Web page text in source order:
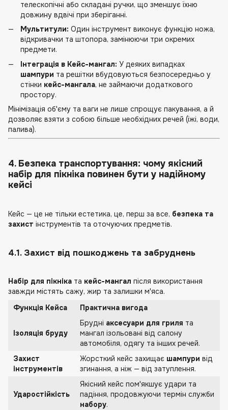
телескопічні або складані ручки, що зменшує їхню
довжину вдвічі при зберіганні.
Мультитули: Один інструмент виконує функцію ножа,
відкривачки та штопора, замінюючи три окремих
предмети.
Інтеграція в Кейс-мангал: У деяких випадках
шампури та решітки вбудовуються безпосередньо у
стінки кейс-мангала, не займаючи додаткового
простору.
Мінімізація об'єму та ваги не лише спрощує пакування, а й
дозволяє взяти з собою більше необхідних речей (їжі, води,
палива).
4. Безпека транспортування: чому якісний
набір для пікніка повинен бути у надійному
кейсі
Кейс — це не тільки естетика, це, перш за все, безпека та
захист інструментів та оточуючих предметів.
4.1. Захист від пошкоджень та забруднень
Набір для пікніка та кейс-мангал після використання
завжди містять сажу, жир та залишки м'яса.
Функція Кейса
Практична вигода
Ізоляція бруду
Брудні аксесуари для гриля та
мангал ізольовані від салону
автомобіля, одягу та інших речей.
Захист
інструментів
Жорсткий кейс захищає шампури від
згинання, а ніж — від затуплення.
Ударостійкість
Якісний кейс пом'якшує удари та
падіння, продовжуючи термін служби
набору.